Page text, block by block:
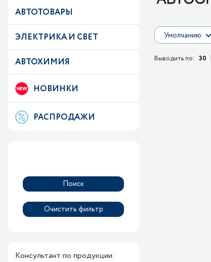
АВТОТОВАРЫ
ЭЛЕКТРИКА И СВЕТ
АВТОХИМИЯ
НОВИНКИ
РАСПРОДАЖИ
Консультант по продукции:
Умолчанию
Выводить по: 30